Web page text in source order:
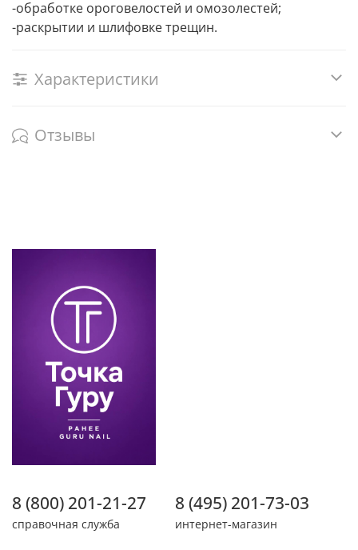
-обработке ороговелостей и омозолестей;
-раскрытии и шлифовке трещин.
Характеристики
Отзывы
8 (800) 201-21-27
справочная служба
8 (495) 201-73-03
интернет-магазин